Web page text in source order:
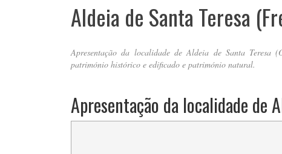
Aldeia de Santa Teresa
Apresentação da localidade de Aldeia de Santa Teresa
património histórico e edificado e património natural.
Apresentação da localidade de